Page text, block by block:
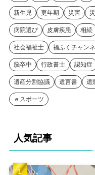
新生児 更年期 災害
病院選び 皮膚疾患 相続
社会福祉士 福ふくチャン
脳卒中 行政書士 認知症
遺産分割協議 遺言書 遺
ｅスポーツ
人気記事